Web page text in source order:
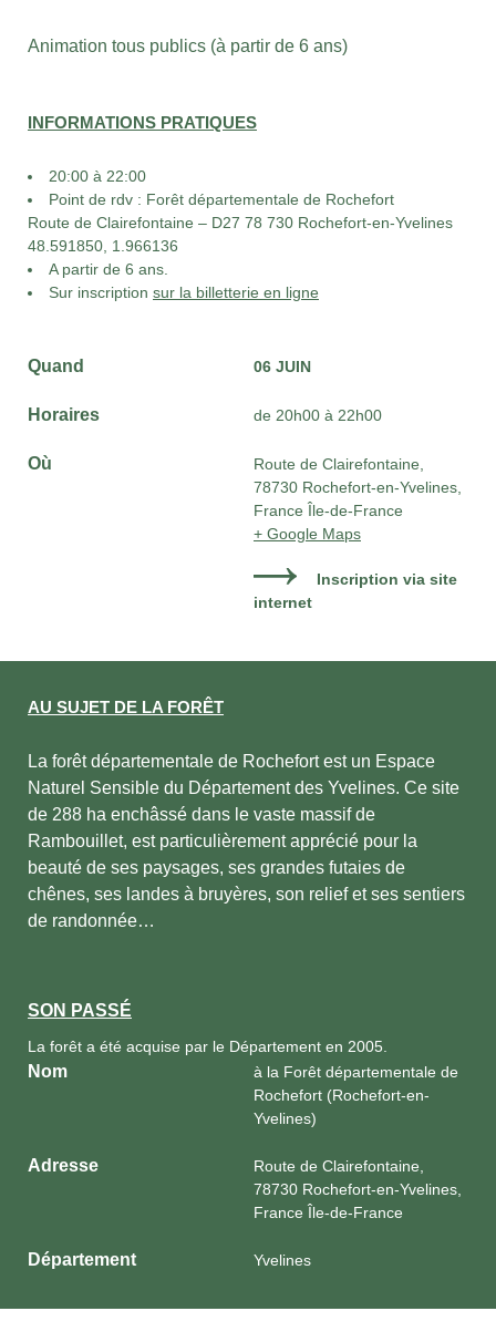
Animation tous publics (à partir de 6 ans)
INFORMATIONS PRATIQUES
20:00 à 22:00
Point de rdv : Forêt départementale de Rochefort
Route de Clairefontaine – D27 78 730 Rochefort-en-Yvelines
48.591850, 1.966136
A partir de 6 ans.
Sur inscription sur la billetterie en ligne
Quand 06 JUIN
Horaires de 20h00 à 22h00
Où
Route de Clairefontaine,
78730 Rochefort-en-Yvelines,
France Île-de-France
+ Google Maps
Inscription via site
internet
AU SUJET DE LA FORÊT
La forêt départementale de Rochefort est un Espace
Naturel Sensible du Département des Yvelines. Ce site
de 288 ha enchâssé dans le vaste massif de
Rambouillet, est particulièrement apprécié pour la
beauté de ses paysages, ses grandes futaies de
chênes, ses landes à bruyères, son relief et ses sentiers
de randonnée…
SON PASSÉ
La forêt a été acquise par le Département en 2005.
Nom
à la Forêt départementale de
Rochefort (Rochefort-en-
Yvelines)
Adresse
Route de Clairefontaine,
78730 Rochefort-en-Yvelines,
France Île-de-France
Département Yvelines